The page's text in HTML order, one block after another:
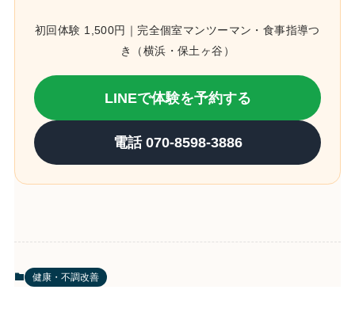
初回体験 1,500円｜完全個室マンツーマン・食事指導つ
き（横浜・保土ヶ谷）
LINEで体験を予約する
電話 070-8598-3886
健康・不調改善